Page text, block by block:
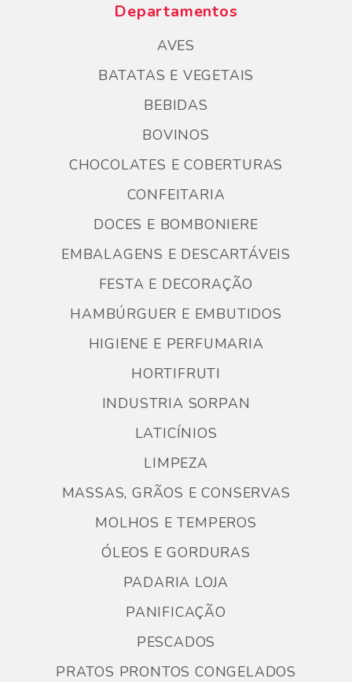
Departamentos
AVES
BATATAS E VEGETAIS
BEBIDAS
BOVINOS
CHOCOLATES E COBERTURAS
CONFEITARIA
DOCES E BOMBONIERE
EMBALAGENS E DESCARTÁVEIS
FESTA E DECORAÇÃO
HAMBÚRGUER E EMBUTIDOS
HIGIENE E PERFUMARIA
HORTIFRUTI
INDUSTRIA SORPAN
LATICÍNIOS
LIMPEZA
MASSAS, GRÃOS E CONSERVAS
MOLHOS E TEMPEROS
ÓLEOS E GORDURAS
PADARIA LOJA
PANIFICAÇÃO
PESCADOS
PRATOS PRONTOS CONGELADOS